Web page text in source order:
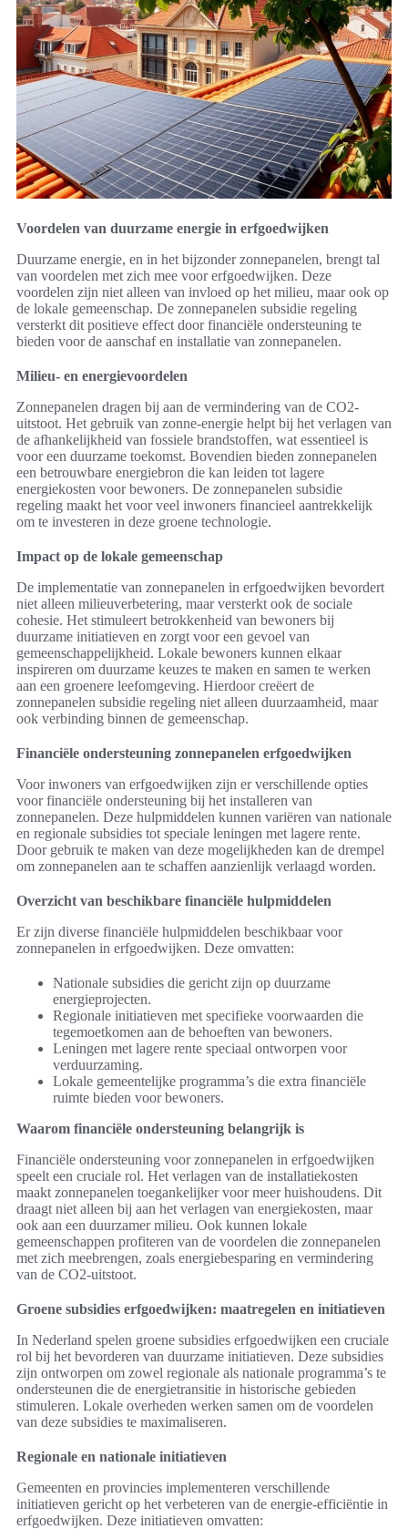
Voordelen van duurzame energie in erfgoedwijken
Duurzame energie, en in het bijzonder zonnepanelen, brengt tal
van voordelen met zich mee voor erfgoedwijken. Deze
voordelen zijn niet alleen van invloed op het milieu, maar ook op
de lokale gemeenschap. De zonnepanelen subsidie regeling
versterkt dit positieve effect door financiële ondersteuning te
bieden voor de aanschaf en installatie van zonnepanelen.
Milieu- en energievoordelen
Zonnepanelen dragen bij aan de vermindering van de CO2-
uitstoot. Het gebruik van zonne-energie helpt bij het verlagen van
de afhankelijkheid van fossiele brandstoffen, wat essentieel is
voor een duurzame toekomst. Bovendien bieden zonnepanelen
een betrouwbare energiebron die kan leiden tot lagere
energiekosten voor bewoners. De zonnepanelen subsidie
regeling maakt het voor veel inwoners financieel aantrekkelijk
om te investeren in deze groene technologie.
Impact op de lokale gemeenschap
De implementatie van zonnepanelen in erfgoedwijken bevordert
niet alleen milieuverbetering, maar versterkt ook de sociale
cohesie. Het stimuleert betrokkenheid van bewoners bij
duurzame initiatieven en zorgt voor een gevoel van
gemeenschappelijkheid. Lokale bewoners kunnen elkaar
inspireren om duurzame keuzes te maken en samen te werken
aan een groenere leefomgeving. Hierdoor creëert de
zonnepanelen subsidie regeling niet alleen duurzaamheid, maar
ook verbinding binnen de gemeenschap.
Financiële ondersteuning zonnepanelen erfgoedwijken
Voor inwoners van erfgoedwijken zijn er verschillende opties
voor financiële ondersteuning bij het installeren van
zonnepanelen. Deze hulpmiddelen kunnen variëren van nationale
en regionale subsidies tot speciale leningen met lagere rente.
Door gebruik te maken van deze mogelijkheden kan de drempel
om zonnepanelen aan te schaffen aanzienlijk verlaagd worden.
Overzicht van beschikbare financiële hulpmiddelen
Er zijn diverse financiële hulpmiddelen beschikbaar voor
zonnepanelen in erfgoedwijken. Deze omvatten:
Nationale subsidies die gericht zijn op duurzame
energieprojecten.
Regionale initiatieven met specifieke voorwaarden die
tegemoetkomen aan de behoeften van bewoners.
Leningen met lagere rente speciaal ontworpen voor
verduurzaming.
Lokale gemeentelijke programma’s die extra financiële
ruimte bieden voor bewoners.
Waarom financiële ondersteuning belangrijk is
Financiële ondersteuning voor zonnepanelen in erfgoedwijken
speelt een cruciale rol. Het verlagen van de installatiekosten
maakt zonnepanelen toegankelijker voor meer huishoudens. Dit
draagt niet alleen bij aan het verlagen van energiekosten, maar
ook aan een duurzamer milieu. Ook kunnen lokale
gemeenschappen profiteren van de voordelen die zonnepanelen
met zich meebrengen, zoals energiebesparing en vermindering
van de CO2-uitstoot.
Groene subsidies erfgoedwijken: maatregelen en initiatieven
In Nederland spelen groene subsidies erfgoedwijken een cruciale
rol bij het bevorderen van duurzame initiatieven. Deze subsidies
zijn ontworpen om zowel regionale als nationale programma’s te
ondersteunen die de energietransitie in historische gebieden
stimuleren. Lokale overheden werken samen om de voordelen
van deze subsidies te maximaliseren.
Regionale en nationale initiatieven
Gemeenten en provincies implementeren verschillende
initiatieven gericht op het verbeteren van de energie-efficiëntie in
erfgoedwijken. Deze initiatieven omvatten: